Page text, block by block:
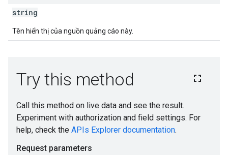
string
Tên hiển thị của nguồn quảng cáo này.